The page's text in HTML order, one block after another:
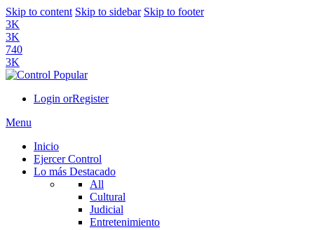
Skip to content Skip to sidebar Skip to footer
3K
3K
740
3K
Login orRegister
Menu
Inicio
Ejercer Control
Lo más Destacado
All
Cultural
Judicial
Entretenimiento